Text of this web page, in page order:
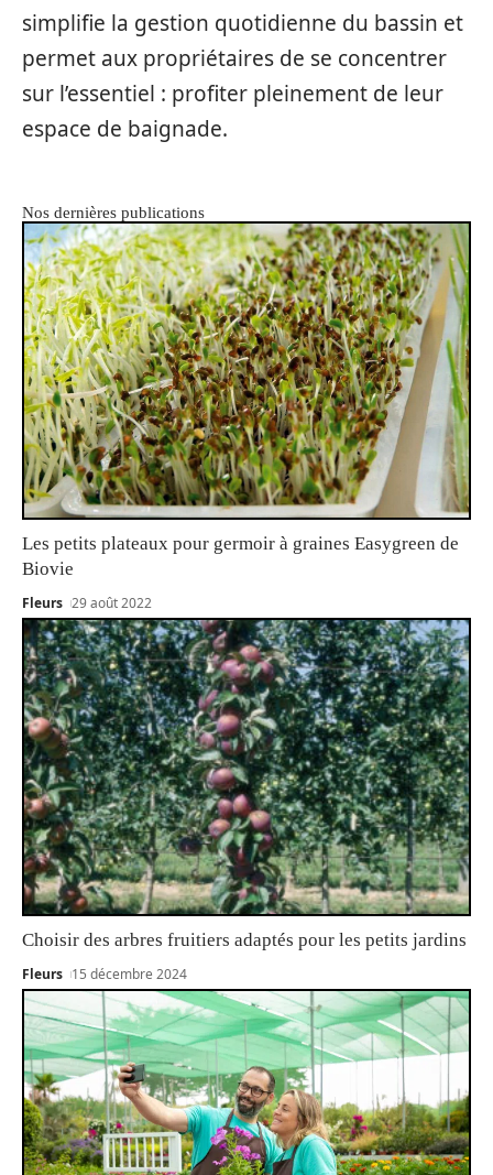
simplifie la gestion quotidienne du bassin et
permet aux propriétaires de se concentrer
sur l’essentiel : profiter pleinement de leur
espace de baignade.
Nos dernières publications
Les petits plateaux pour germoir à graines Easygreen de
Biovie
Fleurs 29 août 2022
Choisir des arbres fruitiers adaptés pour les petits jardins
Fleurs 15 décembre 2024